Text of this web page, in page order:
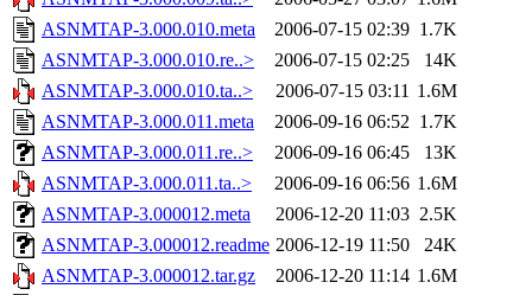
ASNMTAP-3.000.010.meta
2006-07-15 02:39 1.7K
ASNMTAP-3.000.010.re..>
2006-07-15 02:25
14K
ASNMTAP-3.000.010.ta..>
2006-07-15 03:11 1.6M
ASNMTAP-3.000.011.meta
2006-09-16 06:52 1.7K
ASNMTAP-3.000.011.re..>
2006-09-16 06:45
13K
ASNMTAP-3.000.011.ta..>
2006-09-16 06:56 1.6M
ASNMTAP-3.000012.meta
2006-12-20 11:03 2.5K
ASNMTAP-3.000012.readme 2006-12-19 11:50
24K
ASNMTAP-3.000012.tar.gz
2006-12-20 11:14 1.6M